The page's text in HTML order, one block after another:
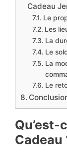
Cadeau
Le
Les
La
Le
La
Le
Qu’est-
Cadeau